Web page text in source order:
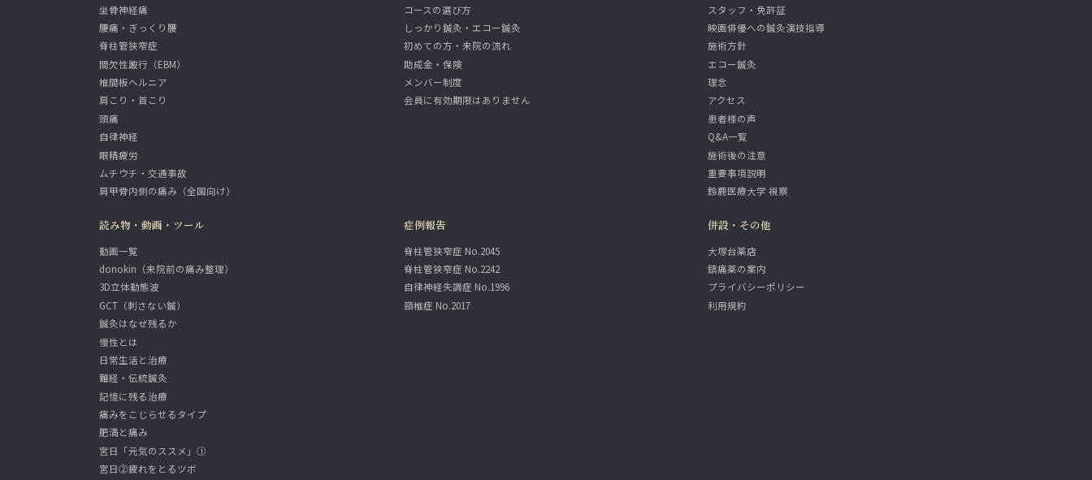
坐骨神経痛
腰痛・ぎっくり腰
脊柱管狭窄症
間欠性跛行（EBM）
椎間板ヘルニア
肩こり・首こり
頭痛
自律神経
眼精疲労
ムチウチ・交通事故
肩甲骨内側の痛み（全国向け）
コースの選び方
しっかり鍼灸・エコー鍼灸
初めての方・来院の流れ
助成金・保険
メンバー制度
会員に有効期限はありません
スタッフ・免許証
映画俳優への鍼灸演技指導
施術方針
エコー鍼灸
理念
アクセス
患者様の声
Q&A一覧
施術後の注意
重要事項説明
鈴鹿医療大学 視察
読み物・動画・ツール
動画一覧
donokin（来院前の痛み整理）
3D立体動態波
GCT（刺さない鍼）
鍼灸はなぜ残るか
慢性とは
日常生活と治療
難経・伝統鍼灸
記憶に残る治療
痛みをこじらせるタイプ
肥満と痛み
宮日「元気のススメ」①
宮日②疲れをとるツボ
症例報告
脊柱管狭窄症 No.2045
脊柱管狭窄症 No.2242
自律神経失調症 No.1996
頸椎症 No.2017
併設・その他
大塚台薬店
鎮痛薬の案内
プライバシーポリシー
利用規約